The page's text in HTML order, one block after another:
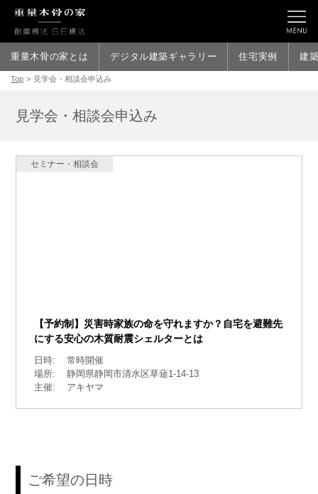
重量木骨の家とは デジタル建築ギャラリー 住宅実例 建
Top > 見学会・相談会申込み
見学会・相談会申込み
セミナー・相談会
【予約制】災害時家族の命を守れますか？自宅を避難先
にする安心の木質耐震シェルターとは
日時:
常時開催
場所:
静岡県静岡市清水区草薙1-14-13
主催:
アキヤマ
ご希望の日時